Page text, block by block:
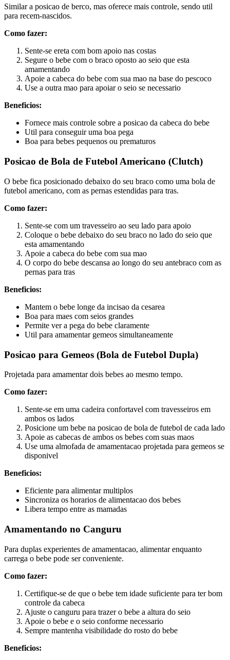
Similar a posicao de berco, mas oferece mais controle, sendo util
para recem-nascidos.
Como fazer:
Sente-se ereta com bom apoio nas costas
Segure o bebe com o braco oposto ao seio que esta
amamentando
Apoie a cabeca do bebe com sua mao na base do pescoco
Use a outra mao para apoiar o seio se necessario
Beneficios:
Fornece mais controle sobre a posicao da cabeca do bebe
Util para conseguir uma boa pega
Boa para bebes pequenos ou prematuros
Posicao de Bola de Futebol Americano (Clutch)
O bebe fica posicionado debaixo do seu braco como uma bola de
futebol americano, com as pernas estendidas para tras.
Como fazer:
Sente-se com um travesseiro ao seu lado para apoio
Coloque o bebe debaixo do seu braco no lado do seio que
esta amamentando
Apoie a cabeca do bebe com sua mao
O corpo do bebe descansa ao longo do seu antebraco com as
pernas para tras
Beneficios:
Mantem o bebe longe da incisao da cesarea
Boa para maes com seios grandes
Permite ver a pega do bebe claramente
Util para amamentar gemeos simultaneamente
Posicao para Gemeos (Bola de Futebol Dupla)
Projetada para amamentar dois bebes ao mesmo tempo.
Como fazer:
Sente-se em uma cadeira confortavel com travesseiros em
ambos os lados
Posicione um bebe na posicao de bola de futebol de cada lado
Apoie as cabecas de ambos os bebes com suas maos
Use uma almofada de amamentacao projetada para gemeos se
disponivel
Beneficios:
Eficiente para alimentar multiplos
Sincroniza os horarios de alimentacao dos bebes
Libera tempo entre as mamadas
Amamentando no Canguru
Para duplas experientes de amamentacao, alimentar enquanto
carrega o bebe pode ser conveniente.
Como fazer:
Certifique-se de que o bebe tem idade suficiente para ter bom
controle da cabeca
Ajuste o canguru para trazer o bebe a altura do seio
Apoie o bebe e o seio conforme necessario
Sempre mantenha visibilidade do rosto do bebe
Beneficios: